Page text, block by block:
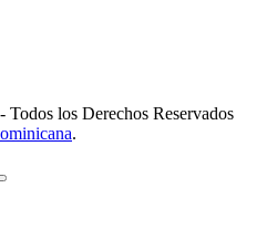
- Todos los Derechos Reservados
.